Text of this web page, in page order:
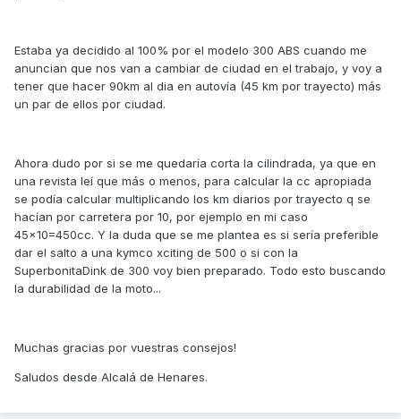
Estaba ya decidido al 100% por el modelo 300 ABS cuando me
anuncian que nos van a cambiar de ciudad en el trabajo, y voy a
tener que hacer 90km al dia en autovía (45 km por trayecto) más
un par de ellos por ciudad.
Ahora dudo por si se me quedaría corta la cilindrada, ya que en
una revista leí que más o menos, para calcular la cc apropiada
se podía calcular multiplicando los km diarios por trayecto q se
hacían por carretera por 10, por ejemplo en mi caso
45x10=450cc. Y la duda que se me plantea es si sería preferible
dar el salto a una kymco xciting de 500 o si con la
SuperbonitaDink de 300 voy bien preparado. Todo esto buscando
la durabilidad de la moto...
Muchas gracias por vuestras consejos!
Saludos desde Alcalá de Henares.